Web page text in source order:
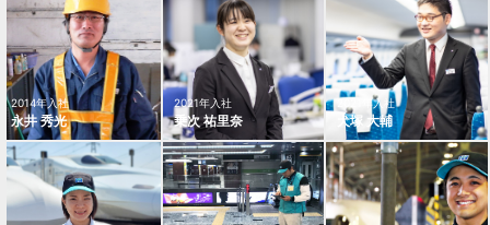
2014年入社
永井 秀光
2021年入社
乗次 祐里奈
2021年入社
犬塚 大輔